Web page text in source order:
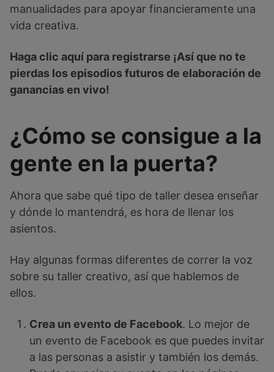
manualidades para apoyar financieramente una
vida creativa.
Haga clic aquí para registrarse ¡Así que no te
pierdas los episodios futuros de elaboración de
ganancias en vivo!
¿Cómo se consigue a la
gente en la puerta?
Ahora que sabe qué tipo de taller desea enseñar
y dónde lo mantendrá, es hora de llenar los
asientos.
Hay algunas formas diferentes de correr la voz
sobre su taller creativo, así que hablemos de
ellos.
Crea un evento de Facebook. Lo mejor de
un evento de Facebook es que puedes invitar
a las personas a asistir y también los demás.